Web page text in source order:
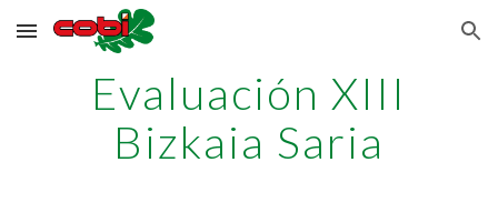
Skip to main content Skip to navigation
Evaluación XIII
Bizkaia Saria